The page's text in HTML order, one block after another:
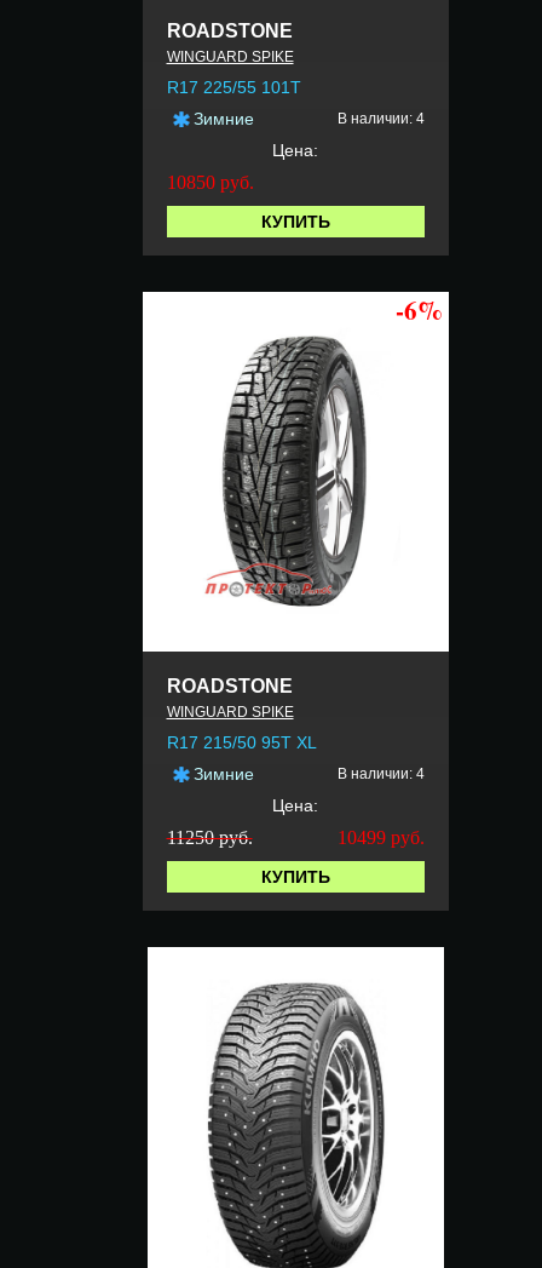
ROADSTONE
WINGUARD SPIKE
R17 225/55 101T
Зимние
В наличии: 4
Цена:
10850 руб.
КУПИТЬ
-6%
ROADSTONE
WINGUARD SPIKE
R17 215/50 95T XL
Зимние
В наличии: 4
Цена:
11250 руб. 10499 руб.
КУПИТЬ